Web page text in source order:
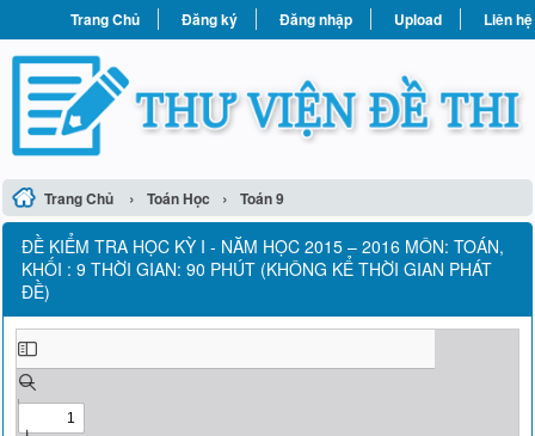
Trang Chủ Đăng ký Đăng nhập Upload Liên hệ
Trang Chủ › Toán Học › Toán 9
ĐỀ KIỂM TRA HỌC KỲ I - NĂM HỌC 2015 – 2016 MÔN: TOÁN,
KHỐI : 9 THỜI GIAN: 90 PHÚT (KHÔNG KỂ THỜI GIAN PHÁT
ĐỀ)